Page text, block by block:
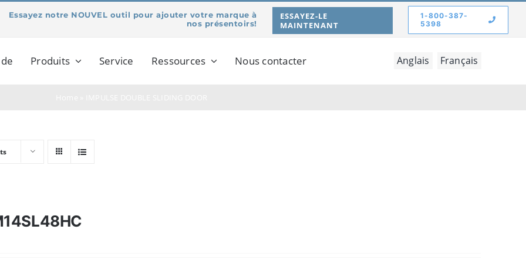
Essayez notre NOUVEL outil pour ajouter votre marque à
nos présentoirs!
ESSAYEZ-LE
MAINTENANT
1-800-387-
5398
Produits Service Ressources Nous contacter Anglais Français